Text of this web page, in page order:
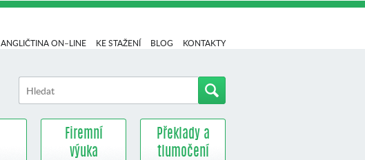
ANGLIČTINA ON–LINE KE STAŽENÍ BLOG KONTAKTY
Firemní
výuka
Překlady a
tlumočení